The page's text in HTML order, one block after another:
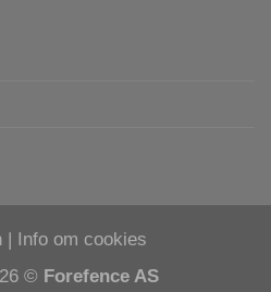
| Info om cookies
© Forefence AS